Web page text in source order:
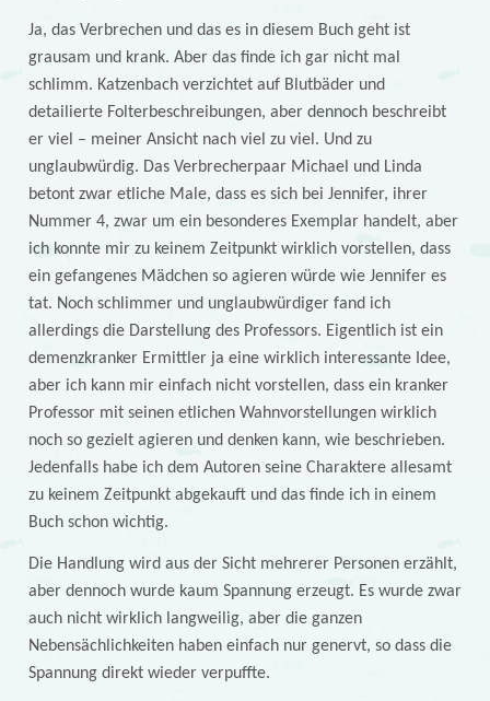
Ja, das Verbrechen und das es in diesem Buch geht ist
grausam und krank. Aber das finde ich gar nicht mal
schlimm. Katzenbach verzichtet auf Blutbäder und
detailierte Folterbeschreibungen, aber dennoch beschreibt
er viel – meiner Ansicht nach viel zu viel. Und zu
unglaubwürdig. Das Verbrecherpaar Michael und Linda
betont zwar etliche Male, dass es sich bei Jennifer, ihrer
Nummer 4, zwar um ein besonderes Exemplar handelt, aber
ich konnte mir zu keinem Zeitpunkt wirklich vorstellen, dass
ein gefangenes Mädchen so agieren würde wie Jennifer es
tat. Noch schlimmer und unglaubwürdiger fand ich
allerdings die Darstellung des Professors. Eigentlich ist ein
demenzkranker Ermittler ja eine wirklich interessante Idee,
aber ich kann mir einfach nicht vorstellen, dass ein kranker
Professor mit seinen etlichen Wahnvorstellungen wirklich
noch so gezielt agieren und denken kann, wie beschrieben.
Jedenfalls habe ich dem Autoren seine Charaktere allesamt
zu keinem Zeitpunkt abgekauft und das finde ich in einem
Buch schon wichtig.
Die Handlung wird aus der Sicht mehrerer Personen erzählt,
aber dennoch wurde kaum Spannung erzeugt. Es wurde zwar
auch nicht wirklich langweilig, aber die ganzen
Nebensächlichkeiten haben einfach nur genervt, so dass die
Spannung direkt wieder verpuffte.